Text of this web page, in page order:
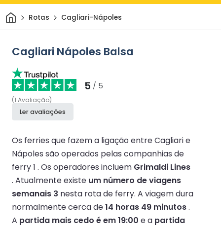
CasaRotas Cagliari-Nápoles
Cagliari Nápoles Balsa
5 / 5
(1 Avaliação)
Ler avaliações
Os ferries que fazem a ligação entre Cagliari e
Nápoles são operados pelas companhias de
ferry 1 . Os operadores incluem Grimaldi Lines
. Atualmente existe um número de viagens
semanais 3 nesta rota de ferry. A viagem dura
normalmente cerca de14 horas 49 minutos.
A partida mais cedo é em 19:00 e a partida